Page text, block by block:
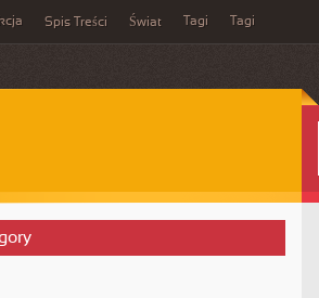
Spis Treści Świat Tagi Tagi